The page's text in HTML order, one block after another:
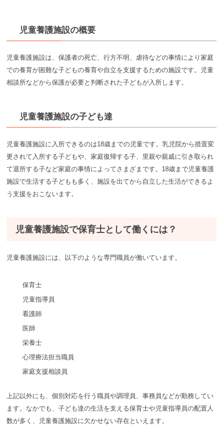
児童養護施設の概要
児童養護施設は、保護者の死亡、行方不明、虐待などの事情により家庭
での養育が困難な子どもの養育や自立を支援するための施設です。児童
相談所などから保護が必要と判断された子どもが入所します。
児童養護施設の子ども達
児童養護施設に入所できるのは18歳までの児童です。乳児院から措置変
更されて入所する子どもや、家庭復帰する子、里親や親戚に引き取られ
て退所する子など家庭の事情によってさまざまです。18歳まで児童養護
施設で生活する子どもも多く、施設を出てから自立した生活ができるよ
う支援をおこないます。
児童養護施設で保育士として働くには？
児童養護施設には、以下のような専門職員が働いています。
保育士
児童指導員
看護師
医師
栄養士
心理療法担当職員
家庭支援相談員
上記以外にも、個別対応を行う職員や調理員、事務員などが勤務してい
ます。なかでも、子ども達の生活を支える保育士や児童指導員の配置人
数が多く、児童養護施設に欠かせない存在といえます。